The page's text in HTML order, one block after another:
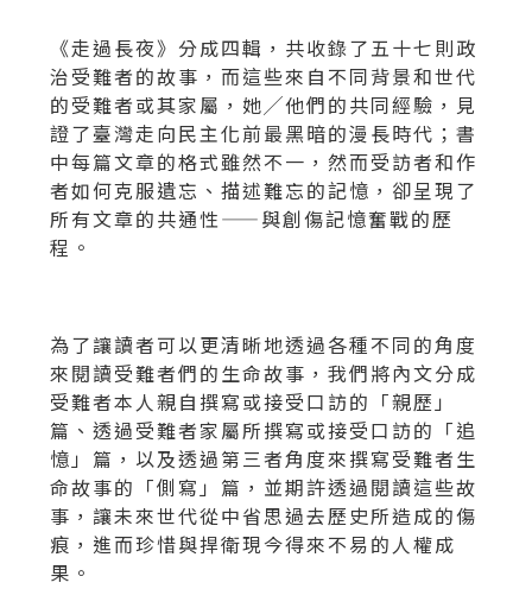
《走過長夜》分成四輯，共收錄了五十七則政
治受難者的故事，而這些來自不同背景和世代
的受難者或其家屬，她╱他們的共同經驗，見
證了臺灣走向民主化前最黑暗的漫長時代；書
中每篇文章的格式雖然不一，然而受訪者和作
者如何克服遺忘、描述難忘的記憶，卻呈現了
所有文章的共通性——與創傷記憶奮戰的歷
程。
為了讓讀者可以更清晰地透過各種不同的角度
來閱讀受難者們的生命故事，我們將內文分成
受難者本人親自撰寫或接受口訪的「親歷」
篇、透過受難者家屬所撰寫或接受口訪的「追
憶」篇，以及透過第三者角度來撰寫受難者生
命故事的「側寫」篇，並期許透過閱讀這些故
事，讓未來世代從中省思過去歷史所造成的傷
痕，進而珍惜與捍衛現今得來不易的人權成
果。